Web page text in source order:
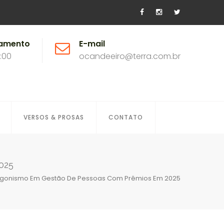
E-mail
ocandeeiro@terra.com.br
VERSOS & PROSAS CONTATO
Em Gestão De Pessoas Com Prêmios Em 2025